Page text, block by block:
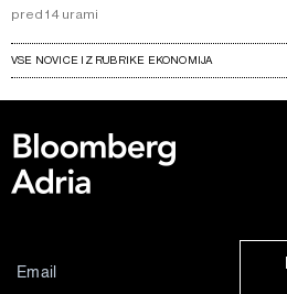
pred 14 urami
VSE NOVICE IZ RUBRIKE EKONOMIJA